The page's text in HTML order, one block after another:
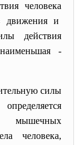
человека
движения и
действия
-
силы
мышечных
человека,